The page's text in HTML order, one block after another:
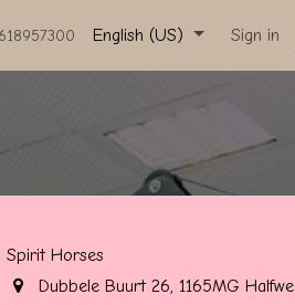
English (US) Sign in
Spirit Horses
Dubbele Buurt 26, 1165MG